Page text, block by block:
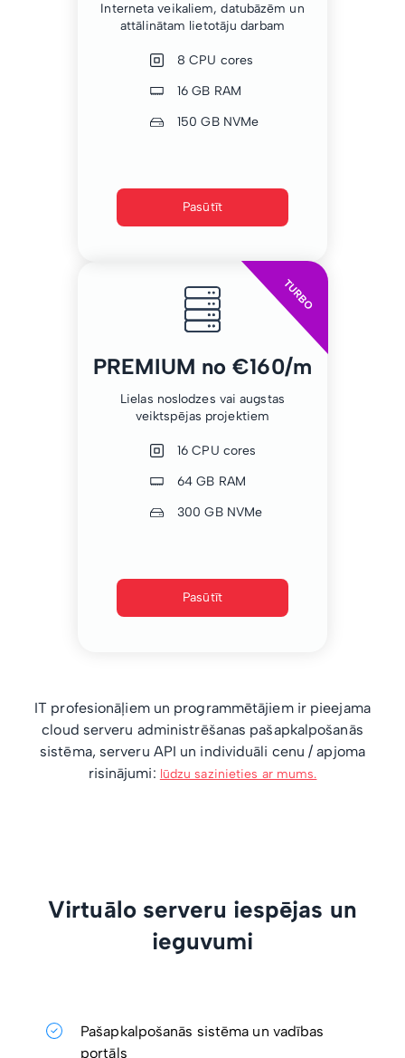
Interneta veikaliem, datubāzēm un
attālinātam lietotāju darbam
8 CPU cores
16 GB RAM
150 GB NVMe
Pasūtīt
TURBO
PREMIUM no €160/m
Lielas noslodzes vai augstas
veiktspējas projektiem
16 CPU cores
64 GB RAM
300 GB NVMe
Pasūtīt
IT profesionāļiem un programmētājiem ir pieejama
cloud serveru administrēšanas pašapkalpošanās
sistēma, serveru API un individuāli cenu / apjoma
risinājumi: lūdzu sazinieties ar mums.
Virtuālo serveru iespējas un
ieguvumi
Pašapkalpošanās sistēma un vadības
portāls